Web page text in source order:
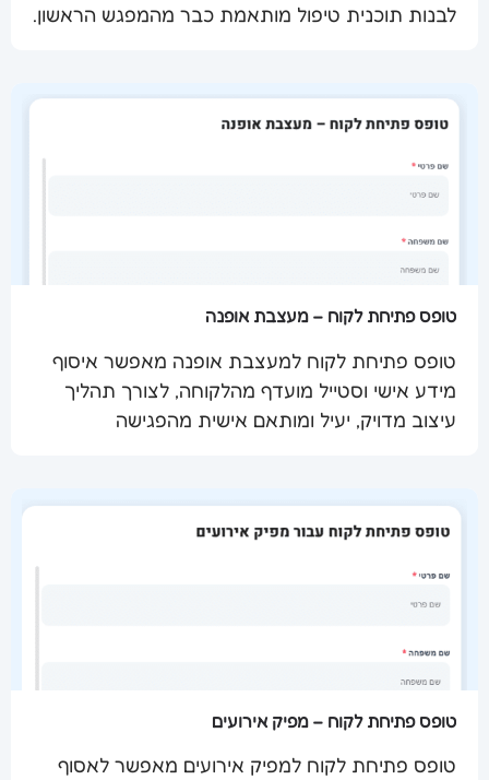
שלח מסמך
לבנות תוכנית טיפול מותאמת כבר מהמפגש הראשון.
שלח מסמך
טופס פתיחת לקוח – מעצבת אופנה
טופס פתיחת לקוח למעצבת אופנה מאפשר איסוף
מידע אישי וסטייל מועדף מהלקוחה, לצורך תהליך
עיצוב מדויק, יעיל ומותאם אישית מהפגישה
טופס פתיחת לקוח – מפיק אירועים
טופס פתיחת לקוח למפיק אירועים מאפשר לאסוף